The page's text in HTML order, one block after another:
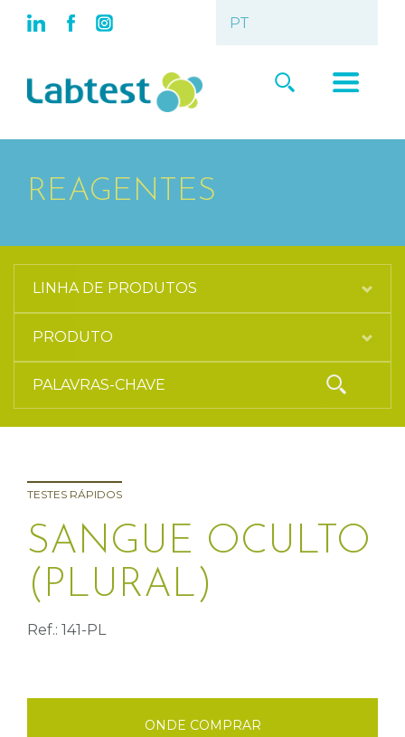
REAGENTES
TESTES RÁPIDOS
SANGUE OCULTO
(PLURAL)
Ref.: 141-PL
ONDE COMPRAR